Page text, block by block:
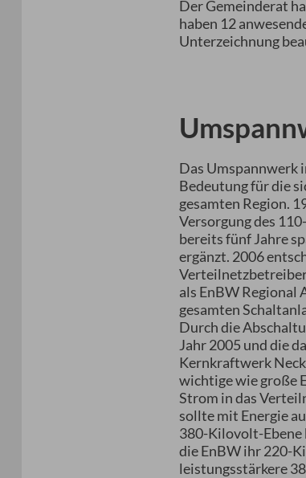
Der Gemeinderat
haben 12
Unterzeichnung
Das Umspannwerk
Bedeutung für die
gesamten Region.
Versorgung des
bereits fünf Jahre
ergänzt. 2006
Verteilnetzbetreiber
als EnBW Regional
gesamten
Durch die
Jahr 2005 und die
Kernkraftwerk
wichtige wie große
Strom in das
sollte mit Energie
380-Kilovolt-
die EnBW ihr 220-
leistungsstärkere